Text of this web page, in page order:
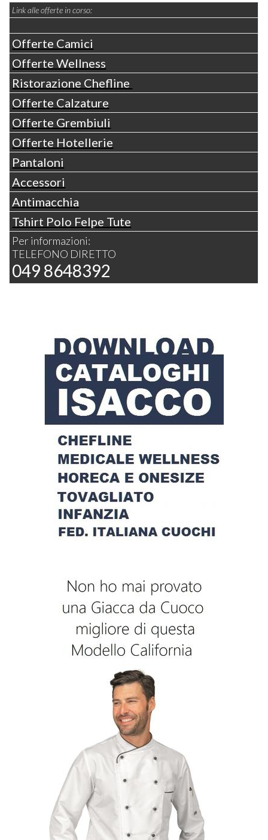
Link alle offerte in corso:
Offerte Camici
Offerte Wellness
Ristorazione Chefline
Offerte Calzature
Offerte Grembiuli
Offerte Hotellerie
Pantaloni
Accessori
Antimacchia
Tshirt Polo Felpe Tute
Per informazioni:
TELEFONO DIRETTO
049 8648392